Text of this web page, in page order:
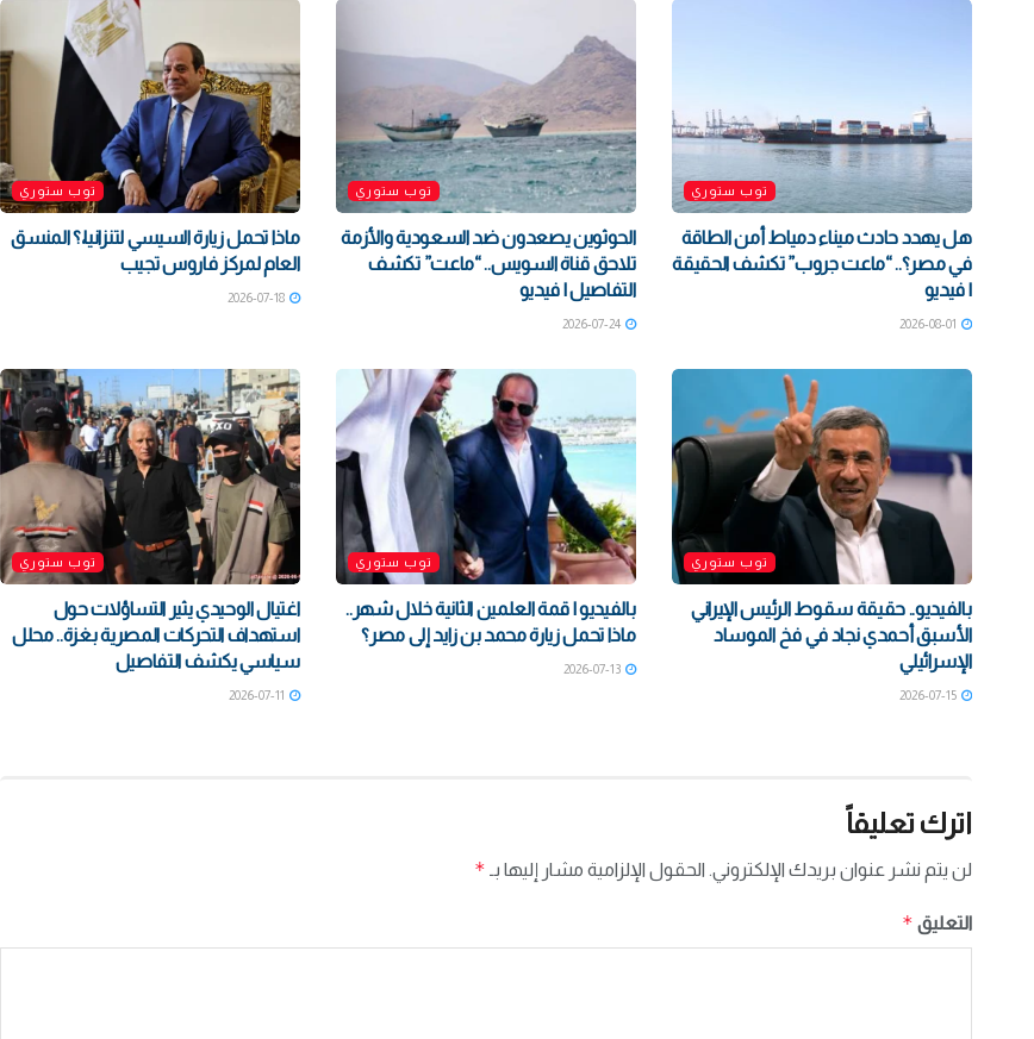
توب ستوري
هل يهدد حادث ميناء دمياط أمن الطاقة
في مصر؟.. “ماعت جروب” تكشف الحقيقة
| فيديو
توب ستوري
الحوثوين يصعدون ضد السعودية والأزمة
تلاحق قناة السويس.. “ماعت” تكشف
التفاصيل | فيديو
2026-07-24
توب ستوري
ماذا تحمل زيارة السيسي لتنزانيا،؟ المنسق
العام لمركز فاروس تجيب
2026-07-18
توب ستوري
بالفيديو.. حقيقة سقوط الرئيس الإيراني
الأسبق أحمدي نجاد في فخ الموساد
الإسرائيلي
2026-07-15
توب ستوري
بالفيديو | قمة العلمين الثانية خلال شهر..
ماذا تحمل زيارة محمد بن زايد إلى مصر؟
2026-07-13
توب ستوري
اغتيال الوحيدي يثير التساؤلات حول
استهداف التحركات المصرية بغزة.. محلل
سياسي يكشف التفاصيل
اترك تعليقاً
لن يتم نشر عنوان بريدك الإلكتروني. الحقول الإلزامية مشار إليها بـ *
التعليق *